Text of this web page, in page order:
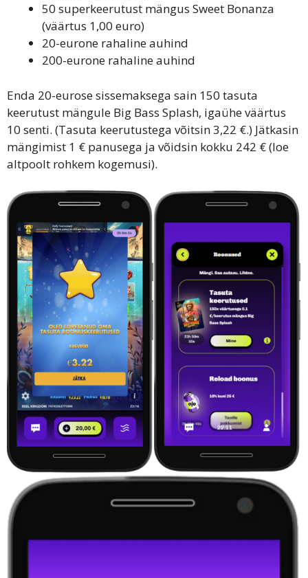
50 superkeerutust mängus Sweet Bonanza
(väärtus 1,00 euro)
20-eurone rahaline auhind
200-eurone rahaline auhind
Enda 20-eurose sissemaksega sain 150 tasuta
keerutust mängule Big Bass Splash, igaühe väärtus
10 senti. (Tasuta keerutustega võitsin 3,22 €.) Jätkasin
mängimist 1 € panusega ja võidsin kokku 242 € (loe
altpoolt rohkem kogemusi).